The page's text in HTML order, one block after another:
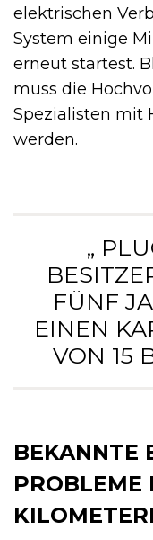
elektrischen
System einige
erneut startest.
muss die
Spezialisten mit
werden.
„
FÜNF
EINEN
VON 15
BEKANNTE